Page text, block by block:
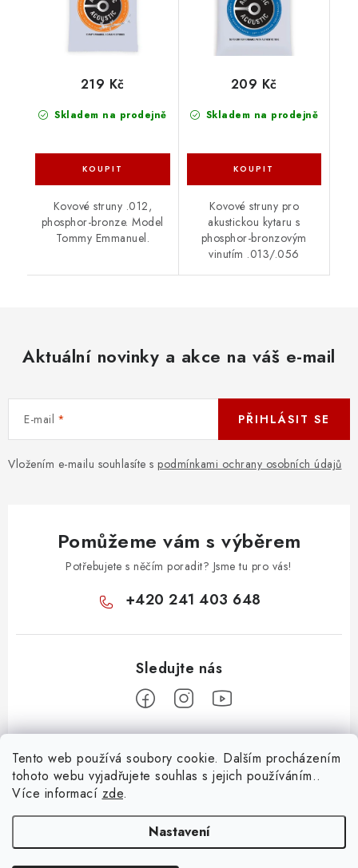
Tento web používá soubory cookie. Dalším procházením
tohoto webu vyjadřujete souhlas s jejich používáním..
Více informací zde.
Nastavení
Skladem na prodejně
219 Kč
Kovové struny .012,
phosphor-bronze. Model
Tommy Emmanuel.
Skladem na prodejně
209 Kč
Kovové struny pro
akustickou kytaru s
phosphor-bronzovým
vinutím .013/.056
Aktuální novinky a akce na váš e-mail
E-mail
Vložením e-mailu souhlasíte s podmínkami ochrany osobních údajů
PŘIHLÁSIT SE
Pomůžeme vám s výběrem
Potřebujete s něčím poradit? Jsme tu pro vás!
+420 241 403 648
Z
Informace pro vás